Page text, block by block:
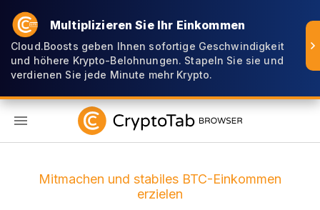
Multiplizieren Sie Ihr Einkommen
Cloud.Boosts geben Ihnen sofortige Geschwindigkeit
und höhere Krypto-Belohnungen. Stapeln Sie sie und
verdienen Sie jede Minute mehr Krypto.
Mitmachen und stabiles BTC-Einkommen
erzielen